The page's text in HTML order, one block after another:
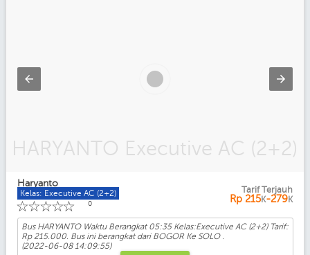
HARYANTO Executive AC (2+2)
Haryanto
Kelas: Executive AC (2+2)
☆
☆
☆
☆
☆ 0
Tarif Terjauh
Rp 215K-279K
Bus HARYANTO Waktu Berangkat 05:35 Kelas:Executive AC (2+2) Tarif:
Rp 215.000. Bus ini berangkat dari BOGOR Ke SOLO .
(2022-06-08 14:09:55)